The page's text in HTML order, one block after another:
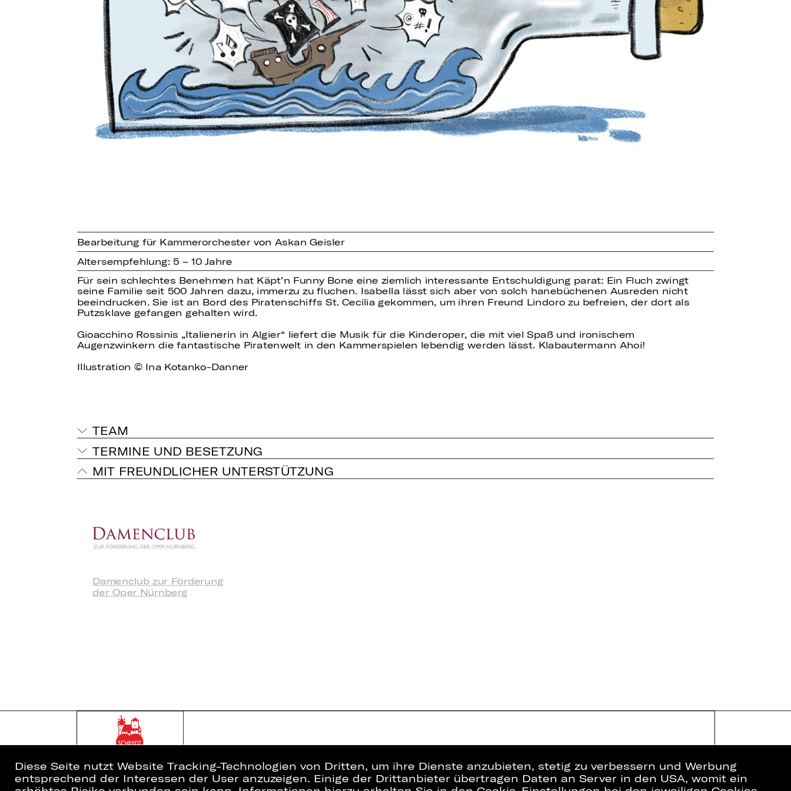
Bearbeitung für Kammerorchester von Askan Geisler
Altersempfehlung: 5 – 10 Jahre
Für sein schlechtes Benehmen hat Käpt’n Funny Bone eine ziemlich interessante Entschuldigung parat: Ein Fluch zwingt
seine Familie seit 500 Jahren dazu, immerzu zu fluchen. Isabella lässt sich aber von solch hanebüchenen Ausreden nicht
beeindrucken. Sie ist an Bord des Piratenschiffs St. Cecilia gekommen, um ihren Freund Lindoro zu befreien, der dort als
Putzsklave gefangen gehalten wird.
Gioacchino Rossinis „Italienerin in Algier“ liefert die Musik für die Kinderoper, die mit viel Spaß und ironischem
Augenzwinkern die fantastische Piratenwelt in den Kammerspielen lebendig werden lässt. Klabautermann Ahoi!
Illustration © Ina Kotanko-Danner
TEAM
TERMINE UND BESETZUNG
MIT FREUNDLICHER UNTERSTÜTZUNG
Damenclub zur Förderung
der Oper Nürnberg
Diese Seite nutzt Website Tracking-Technologien von Dritten, um ihre Dienste anzubieten, stetig zu verbessern und Werbung
entsprechend der Interessen der User anzuzeigen. Einige der Drittanbieter übertragen Daten an Server in den USA, womit ein